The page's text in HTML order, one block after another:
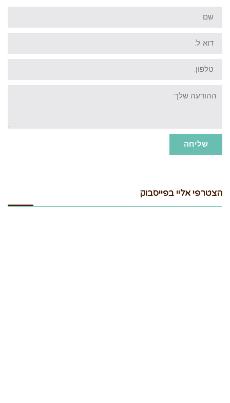
שם:
דוא"ל:
טלפון:
ההודעה
שלך:
שליחה
הצטרפי אליי בפייסבוק